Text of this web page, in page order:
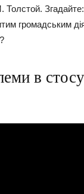
громадським
в